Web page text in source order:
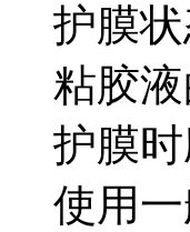
护膜
粘胶
护膜
使用